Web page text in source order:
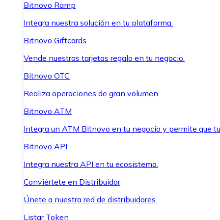
Bitnovo Ramp
Integra nuestra solución en tu plataforma.
Bitnovo Giftcards
Vende nuestras tarjetas regalo en tu negocio.
Bitnovo OTC
Realiza operaciones de gran volumen.
Bitnovo ATM
Integra un ATM Bitnovo en tu negocio y permite que
Bitnovo API
Integra nuestra API en tu ecosistema.
Conviértete en Distribuidor
Únete a nuestra red de distribuidores.
Listar Token